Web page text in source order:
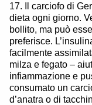
17. Il carciofo di
dieta ogni giorno.
bollito, ma può
preferisce.
facilmente
milza e fegato –
infiammazione e
consumato un
d’anatra o di